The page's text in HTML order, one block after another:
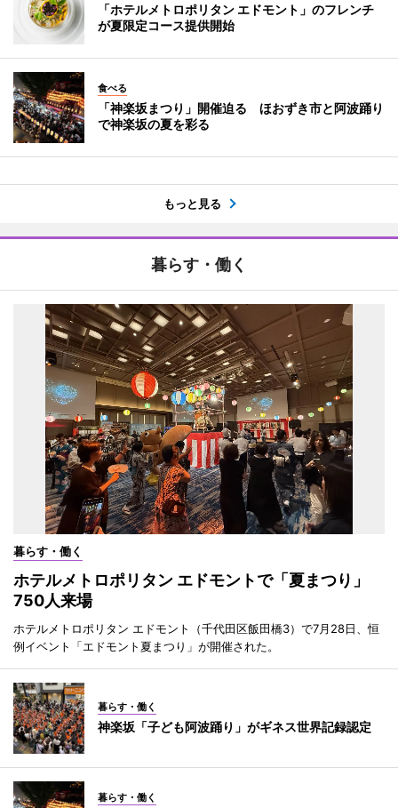
「ホテルメトロポリタン エドモント」のフレンチ
が夏限定コース提供開始
食べる
「神楽坂まつり」開催迫る ほおずき市と阿波踊り
で神楽坂の夏を彩る
もっと見る
暮らす・働く
暮らす・働く
ホテルメトロポリタン エドモントで「夏まつり」
750人来場
ホテルメトロポリタン エドモント（千代田区飯田橋3）で7月28日、恒
例イベント「エドモント夏まつり」が開催された。
暮らす・働く
神楽坂「子ども阿波踊り」がギネス世界記録認定
暮らす・働く